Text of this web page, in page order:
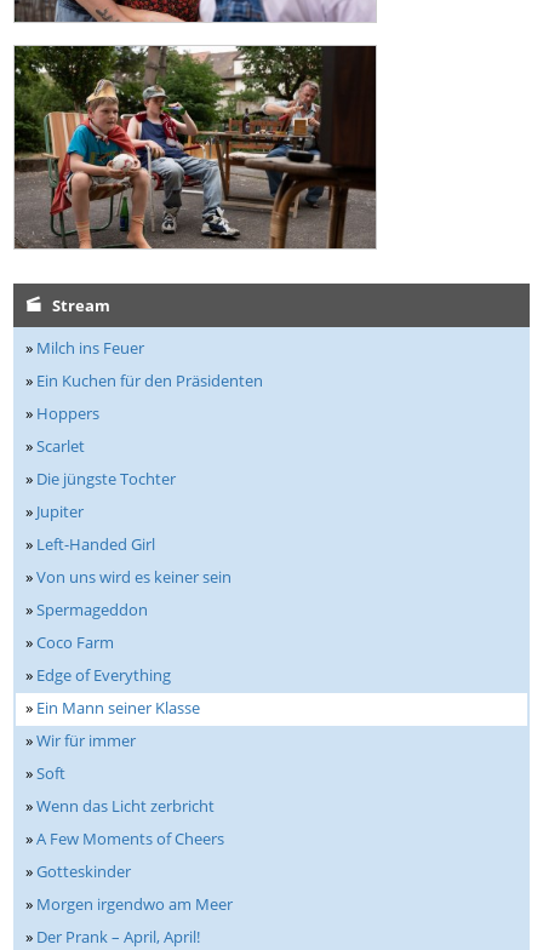
Stream
» Milch ins Feuer
» Ein Kuchen für den Präsidenten
» Hoppers
»Scarlet
» Die jüngste Tochter
» Jupiter
» Left-Handed Girl
»Von uns wird es keiner sein
»Spermageddon
»Coco Farm
» Edge of Everything
» Ein Mann seiner Klasse
»Wir für immer
»Soft
»Wenn das Licht zerbricht
»A Few Moments of Cheers
»Gotteskinder
» Morgen irgendwo am Meer
» Der Prank – April, April!